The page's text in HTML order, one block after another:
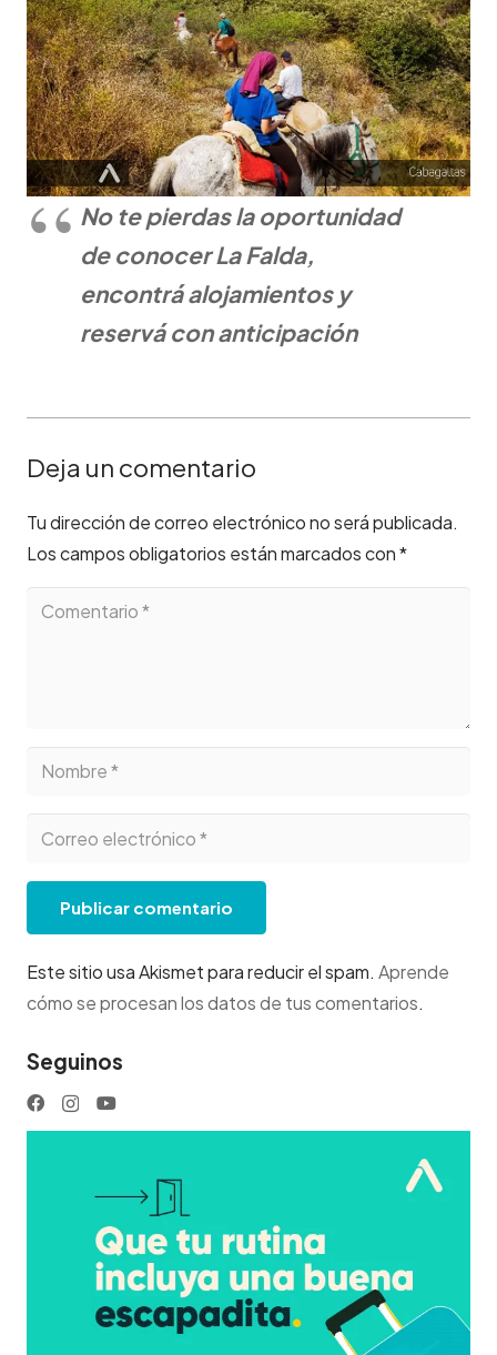
No te pierdas la oportunidad
de conocer La Falda,
encontrá alojamientos y
reservá con anticipación
Deja un comentario
Tu dirección de correo electrónico no será publicada.
Los campos obligatorios están marcados con*
Publicar comentario
Este sitio usa Akismet para reducir el spam. Aprende
cómo se procesan los datos de tus comentarios.
Seguinos